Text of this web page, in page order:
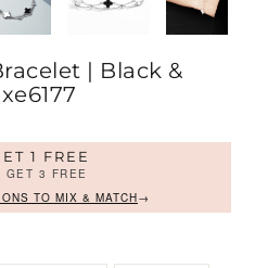
| Black &
1 FREE
GET 3 FREE
TO MIX & MATCH→